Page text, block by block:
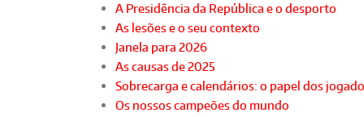
A Presidência da República e o desporto
As lesões e o seu contexto
Janela para 2026
As causas de 2025
Sobrecarga e calendários: o papel dos
Os nossos campeões do mundo